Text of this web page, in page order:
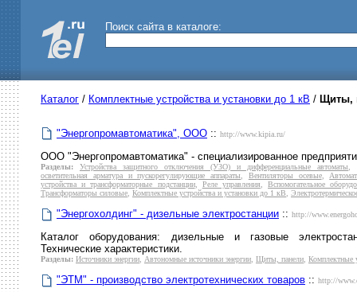
Поиск сайта в каталоге:
Каталог / Комплектные устройства и установки до 1 кВ / Щиты,
"Энергопромавтоматика", ООО :: http://www.kipia.ru/
ООО "Энергопромавтоматика" - специализированное
Разделы: Устройства защитного отключения (УЗО) и дифференциальные автоматы,
осветительная арматура и пускорегулирующие аппараты, Вентиляторы осевые,
устройства и трансформаторные подстанции, Реле управления,Вспомогательное
Трансформаторы силовые, Комплектные устройства и установки до 1 кВ,
"Энергохолдинг" - дизельные электростанции :: http://
Каталог оборудования: дизельные и газовые
Технические характеристики.
Разделы: Источники энергии, Автономные источники энергии, Щиты, панели, Комплектные
"ЭТМ" - производство электротехнических товаров :: http://